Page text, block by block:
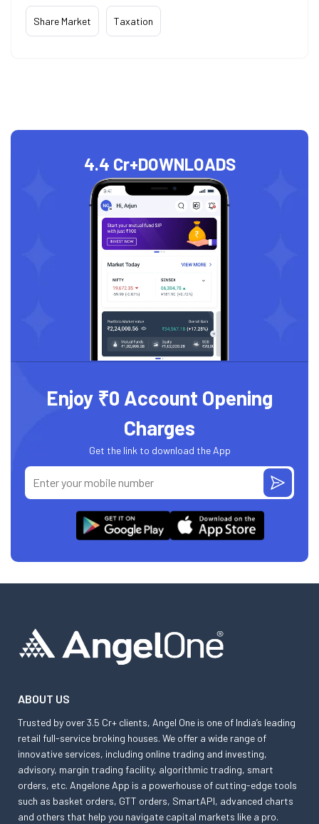
Share Market Taxation
4.4 Cr+DOWNLOADS
Enjoy ₹0 Account Opening
Charges
Get the link to download the App
ABOUT US
Trusted by over 3.5 Cr+ clients, Angel One is one of India’s leading
retail full-service broking houses. We offer a wide range of
innovative services, including online trading and investing,
advisory, margin trading facility, algorithmic trading, smart
orders, etc. Angelone App is a powerhouse of cutting-edge tools
such as basket orders, GTT orders, SmartAPI, advanced charts
and others that help you navigate capital markets like a pro.